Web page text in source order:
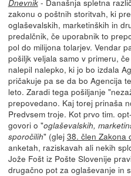
Dnevnik
zakonu o poštnih storitvah, ki
oglaševalskih, marketinških in
predalčnik, če uporabnik to
pol do milijona tolarjev. Vendar
pošiljk veljala samo v primeru,
nalepil nalepko, ki jo bo izdala
pričakuje pa se da bo Agencija
leto. Zaradi tega pošiljanje
prepovedano. Kaj torej prinaša
Predvsem troje. Kot prvo tim.
govori o "oglaševalskih,
sporočilih" (glej 38. člen Zakona
anketah, raziskavah ali nekih
Jože Fošt iz Pošte Slovenije
drugačno pot za oglaševanje in